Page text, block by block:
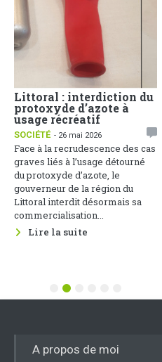
Littoral : interdiction du
protoxyde d’azote à
usage récréatif
SOCIÉTÉ - 26 mai 2026
Face à la recrudescence des cas
graves liés à l’usage détourné
du protoxyde d’azote, le
gouverneur de la région du
Littoral interdit désormais sa
commercialisation...
Lire la suite
5
A propos de moi